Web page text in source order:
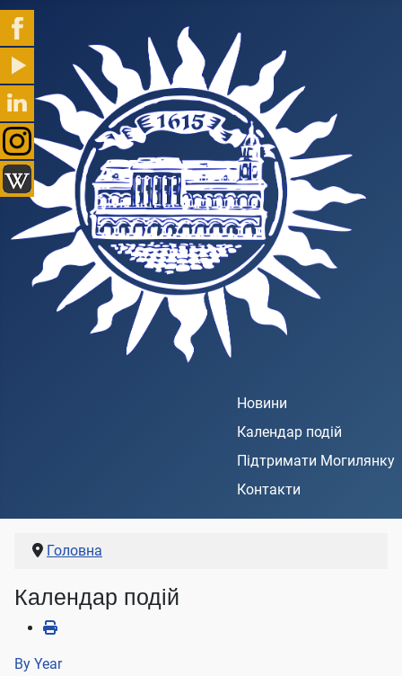
Новини
Календар подій
Підтримати Могилянку
Контакти
Головна
Календар подій
By Year